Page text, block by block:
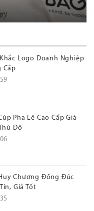
Logo Doanh Nghiệp
Cấp
Pha Lê Cao Cấp Giá
Đô
Chương Đồng Đúc
Giá Tốt